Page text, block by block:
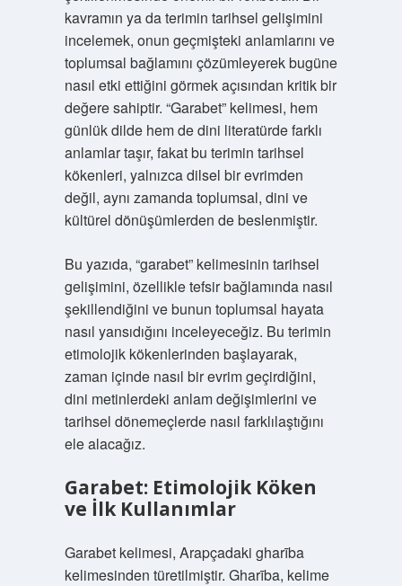
kavramın ya da terimin tarihsel gelişimini
incelemek, onun geçmişteki anlamlarını ve
toplumsal bağlamını çözümleyerek bugüne
nasıl etki ettiğini görmek açısından kritik bir
değere sahiptir. “Garabet” kelimesi, hem
günlük dilde hem de dini literatürde farklı
anlamlar taşır, fakat bu terimin tarihsel
kökenleri, yalnızca dilsel bir evrimden
değil, aynı zamanda toplumsal, dini ve
kültürel dönüşümlerden de beslenmiştir.
Bu yazıda, “garabet” kelimesinin tarihsel
gelişimini, özellikle tefsir bağlamında nasıl
şekillendiğini ve bunun toplumsal hayata
nasıl yansıdığını inceleyeceğiz. Bu terimin
etimolojik kökenlerinden başlayarak,
zaman içinde nasıl bir evrim geçirdiğini,
dini metinlerdeki anlam değişimlerini ve
tarihsel dönemeçlerde nasıl farklılaştığını
ele alacağız.
Garabet: Etimolojik Köken
ve İlk Kullanımlar
Garabet kelimesi, Arapçadaki gharība
kelimesinden türetilmiştir. Gharība, kelime